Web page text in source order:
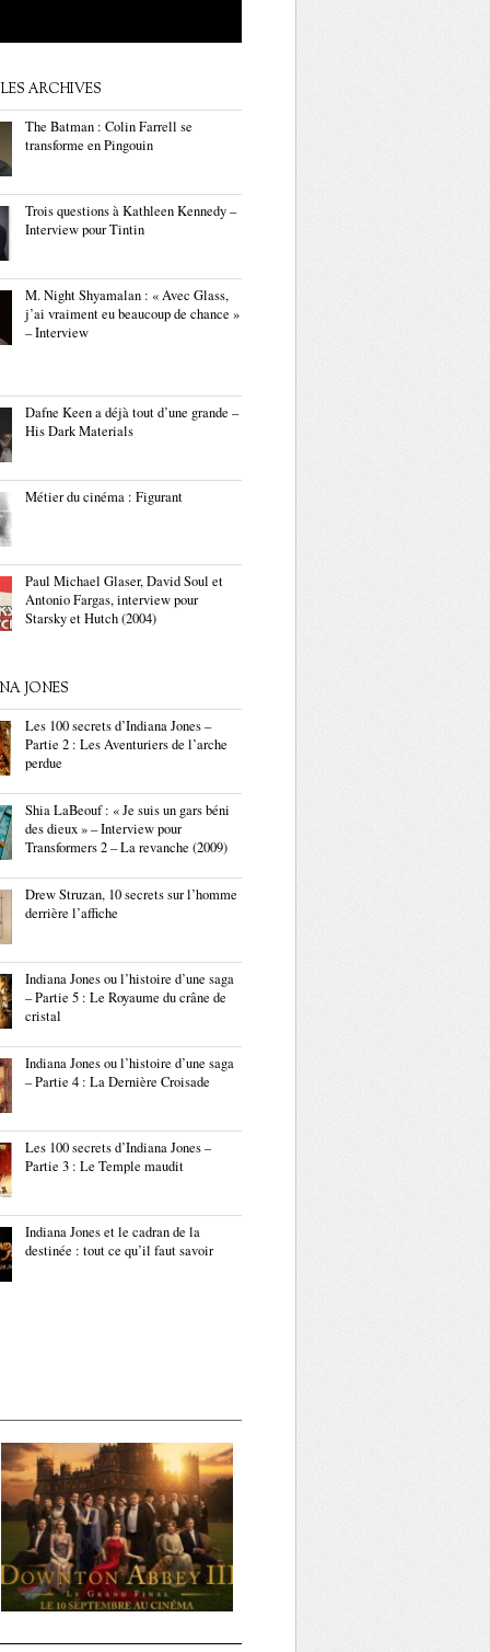
ARCHIVES
The Batman : Colin Farrell se
transforme en Pingouin
Trois questions à Kathleen Kennedy –
Interview pour Tintin
M. Night Shyamalan : « Avec Glass,
j’ai vraiment eu beaucoup de chance »
– Interview
Dafne Keen a déjà tout d’une grande –
His Dark Materials
Métier du cinéma : Figurant
Paul Michael Glaser, David Soul et
Antonio Fargas, interview pour
Starsky et Hutch (2004)
JONES
Les 100 secrets d’Indiana Jones –
Partie 2 : Les Aventuriers de l’arche
perdue
Shia LaBeouf : « Je suis un gars béni
des dieux » – Interview pour
Transformers 2 – La revanche (2009)
Drew Struzan, 10 secrets sur l’homme
derrière l’affiche
Indiana Jones ou l’histoire d’une saga
– Partie 5 : Le Royaume du crâne de
cristal
Indiana Jones ou l’histoire d’une saga
– Partie 4 : La Dernière Croisade
Les 100 secrets d’Indiana Jones –
Partie 3 : Le Temple maudit
Indiana Jones et le cadran de la
destinée : tout ce qu’il faut savoir